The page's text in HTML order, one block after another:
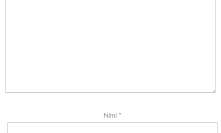
Nimi *